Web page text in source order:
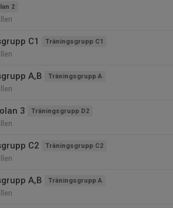
2
C1 Träningsgrupp C1
A,B Träningsgrupp A
3 Träningsgrupp D2
C2 Träningsgrupp C2
A,B Träningsgrupp A